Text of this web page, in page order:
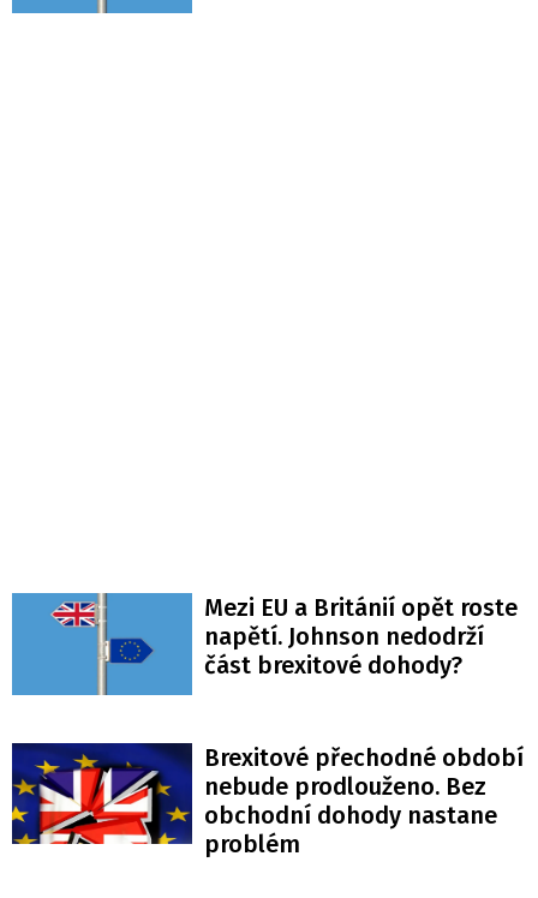
Mezi EU a Británií opět roste
napětí. Johnson nedodrží
část brexitové dohody?
Brexitové přechodné období
nebude prodlouženo. Bez
obchodní dohody nastane
problém